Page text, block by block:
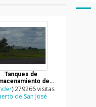
Tanques de
de
gasolina
) 279266 visitas
de San José